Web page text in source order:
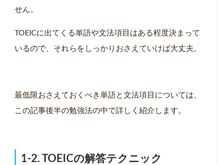
せん。
TOEICに出てくる単語や文法項目はある程度決まって
いるので、それらをしっかりおさえていけば大丈夫。
最低限おさえておくべき単語と文法項目については、
この記事後半の勉強法の中で詳しく紹介します。
1-2. TOEICの解答テクニック